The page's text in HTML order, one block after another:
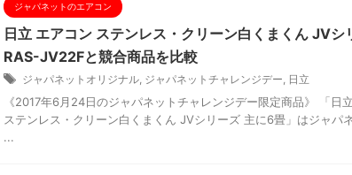
ジャパネットのエアコン
日立 エアコン ステンレス・クリーン白くまくん JV
RAS-JV22Fと競合商品を比較
ジャパネットオリジナル, ジャパネットチャレンジデー, 日立
《2017年6月24日のジャパネットチャレンジデー限定商品》 「日
ステンレス・クリーン白くまくん JVシリーズ 主に6畳」はジャパ
...